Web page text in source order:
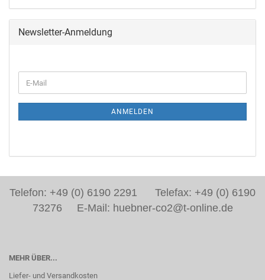
Newsletter-Anmeldung
ANMELDEN
Telefon: +49 (0) 6190 2291 Telefax: +49 (0) 6190
73276 E-Mail: huebner-co2@t-online.de
MEHR ÜBER...
Liefer- und Versandkosten